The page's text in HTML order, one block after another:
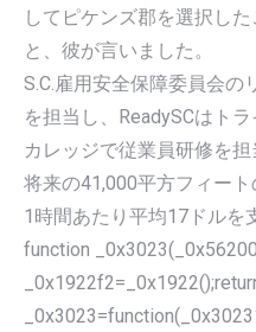
してピケンズ郡を選択し
と、彼が言いました。
S.C.雇用安全保障委員会の
を担当し、ReadySCはト
カレッジで従業員研修を担
将来の41,000平方フィート
1時間あたり平均17ドルを
function